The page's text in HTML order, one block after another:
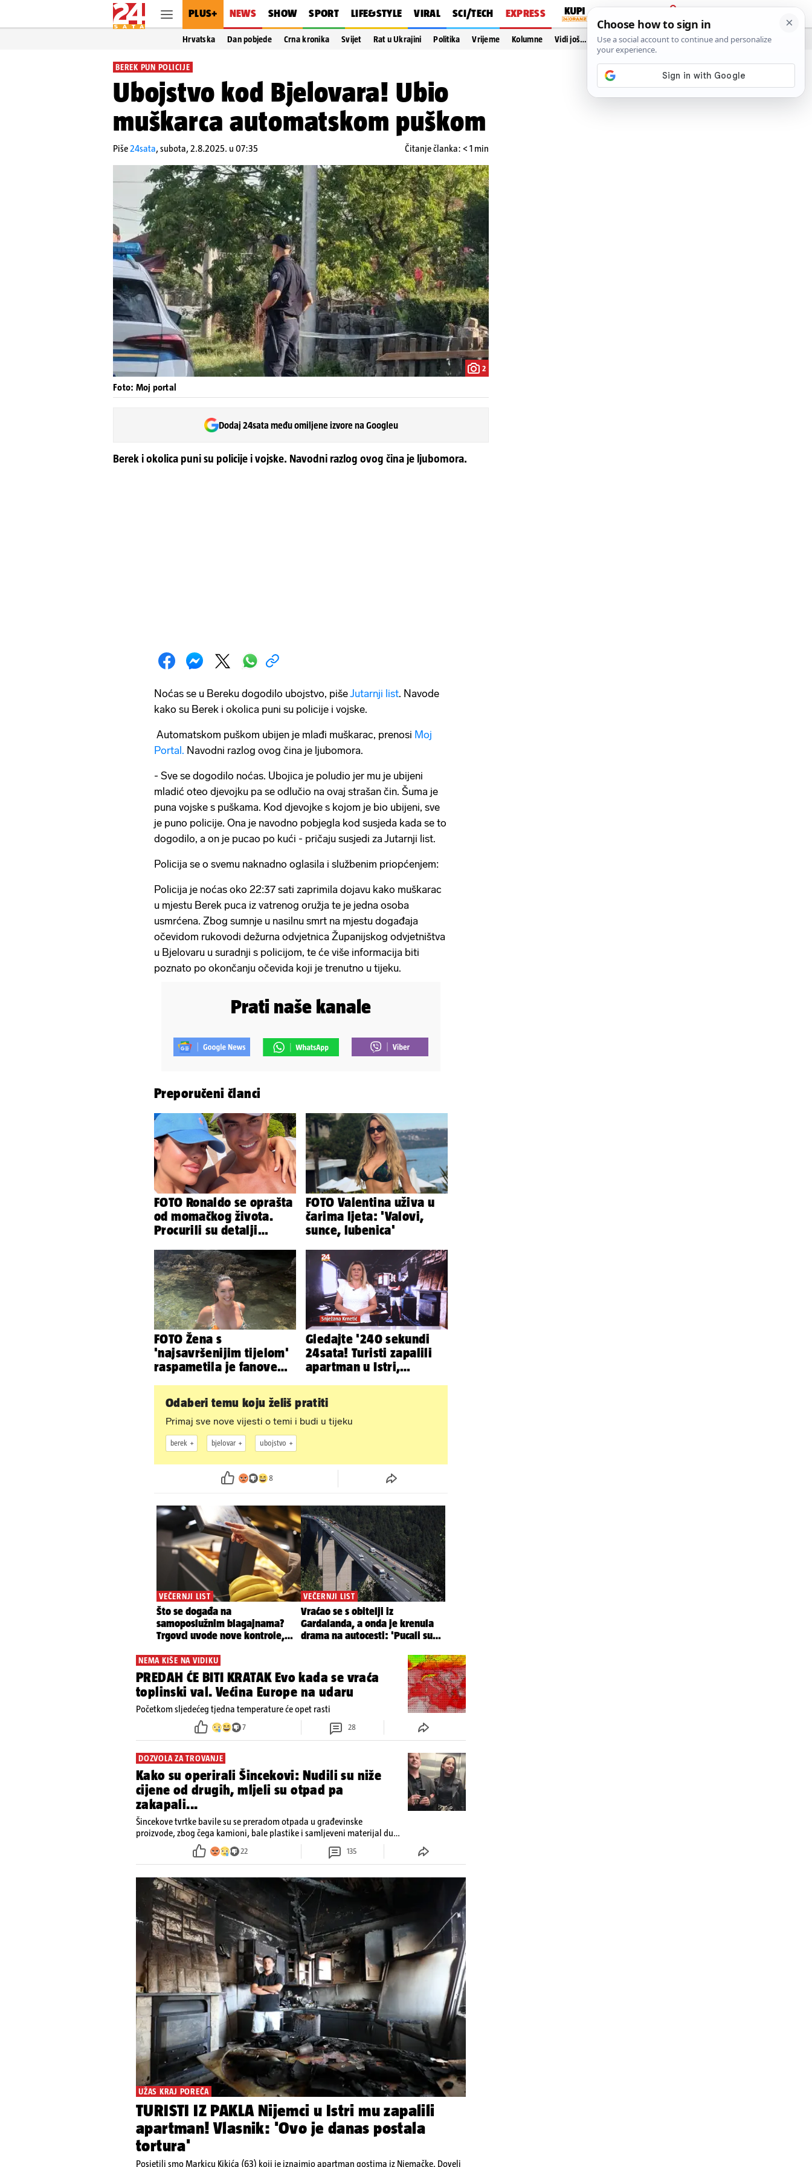
PLUS+ NEWS SHOW SPORT LIFE&STYLE VIRAL SCI/TECH EXPRESS
PRIJAVA
Hrvatska Dan pobjede Crna kronika Svijet Rat u Ukrajini Politika Vrijeme Kolumne Vidi još…
BEREK PUN POLICIJE
Ubojstvo kod Bjelovara! Ubio
muškarca automatskom puškom
Piše24sata,subota, 2.8.2025. u 07:35 Čitanje članka: < 1 min
2
Foto: Moj portal
Dodaj 24sata među omiljene izvore na Googleu
Berek i okolica puni su policije i vojske. Navodni razlog ovog čina je ljubomora.
Noćas se u Bereku dogodilo ubojstvo, pišeJutarnji list. Navode
kako su Berek i okolica puni su policije i vojske.
Automatskom puškom ubijen je mlađi muškarac, prenosi Moj
Portal. Navodni razlog ovog čina je ljubomora.
- Sve se dogodilo noćas. Ubojica je poludio jer mu je ubijeni
mladić oteo djevojku pa se odlučio na ovaj strašan čin. Šuma je
puna vojske s puškama. Kod djevojke s kojom je bio ubijeni, sve
je puno policije. Ona je navodno pobjegla kod susjeda kada se to
dogodilo, a on je pucao po kući - pričaju susjedi za Jutarnji list.
Policija se o svemu naknadno oglasila i službenim priopćenjem:
Policija je noćas oko 22:37 sati zaprimila dojavu kako muškarac
u mjestu Berek puca iz vatrenog oružja te je jedna osoba
usmrćena. Zbog sumnje u nasilnu smrt na mjestu događaja
očevidom rukovodi dežurna odvjetnica Županijskog odvjetništva
u Bjelovaru u suradnji s policijom, te će više informacija biti
poznato po okončanju očevida koji je trenutno u tijeku.
Prati naše kanale
Preporučeni članci
FOTO Ronaldo se oprašta
od momačkog života.
Procurili su detalji
FOTO Valentina uživa u
čarima ljeta: 'Valovi,
sunce, lubenica'
FOTO Žena s
'najsavršenijim tijelom'
raspametila je fanove
Gledajte '240 sekundi
24sata! Turisti zapalili
apartman u Istri,
Odaberi temu koju želiš pratiti
Primaj sve nove vijesti o temi i budi u tijeku
berek bjelovar ubojstvo
8
NEMA KIŠE NA VIDIKU
PREDAH ĆE BITI KRATAK Evo kada se vraća
toplinski val. Većina Europe na udaru
Početkom sljedećeg tjedna temperature će opet rasti
7 28
DOZVOLA ZA TROVANJE
Kako su operirali Šincekovi: Nudili su niže
cijene od drugih, mljeli su otpad pa
zakapali...
Šincekove tvrtke bavile su se preradom otpada u građevinske
proizvode, zbog čega kamioni, bale plastike i samljeveni materijal dugo
nisu izazivali sumnju
22 135
UŽAS KRAJ POREČA
TURISTI IZ PAKLA Nijemci u Istri mu zapalili
apartman! Vlasnik: 'Ovo je danas postala
tortura'
Posjetili smo Markicu Kikića (63) koji je iznajmio apartman gostima iz Njemačke. Doveli